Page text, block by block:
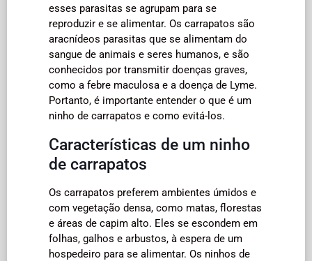
esses parasitas se agrupam para se
reproduzir e se alimentar. Os carrapatos são
aracnídeos parasitas que se alimentam do
sangue de animais e seres humanos, e são
conhecidos por transmitir doenças graves,
como a febre maculosa e a doença de Lyme.
Portanto, é importante entender o que é um
ninho de carrapatos e como evitá-los.
Características de um ninho
de carrapatos
Os carrapatos preferem ambientes úmidos e
com vegetação densa, como matas, florestas
e áreas de capim alto. Eles se escondem em
folhas, galhos e arbustos, à espera de um
hospedeiro para se alimentar. Os ninhos de